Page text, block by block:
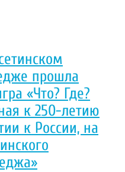
прошла
«Что? Где?
к 250-летию
к России, на